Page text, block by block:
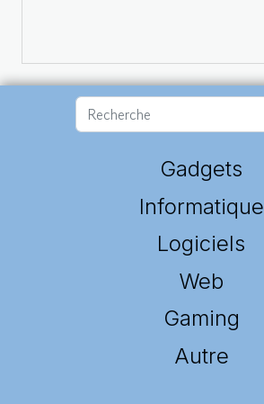
Gadgets
Informatique
Logiciels
Web
Gaming
Autre